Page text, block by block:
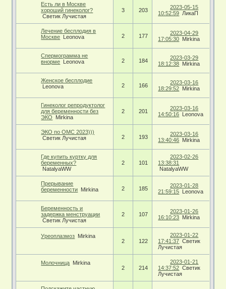
Есть ли в Москве
хороший гинеколог?
Светик Лучистая
3 203
2023-05-15
10:52:59 ЛикаП
Лечение бесплодия в
Москве Leonova 2 177
2023-04-29
17:05:30 Mirkina
Спермограмма не
внорме Leonova 2 184
2023-03-29
18:12:38 Mirkina
Женское бесплодие
Leonova
2 166
2023-03-16
18:29:52 Mirkina
Гинеколог репродуктолог
для беременности без
ЭКО
Mirkina
2 201
2023-03-16
14:50:16 Leonova
ЭКО по ОМС 2023)))
Светик Лучистая
2 193
2023-03-16
13:40:46 Mirkina
Где купить куртку для
беременных?
NatalyaWW
2 101
2023-02-26
13:38:31
NatalyaWW
Прерывание
беременности Mirkina 2 185
2023-01-28
21:59:15 Leonova
Беременность и
задержка менструации
Светик Лучистая
2 107
2023-01-26
16:10:23 Mirkina
Уреоплазмоз Mirkina
2
122
2023-01-22
17:41:37 Светик
Лучистая
Молочница Mirkina
2
214
2023-01-21
14:37:52 Светик
Лучистая